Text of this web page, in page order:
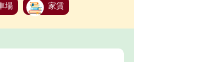
場 家賃